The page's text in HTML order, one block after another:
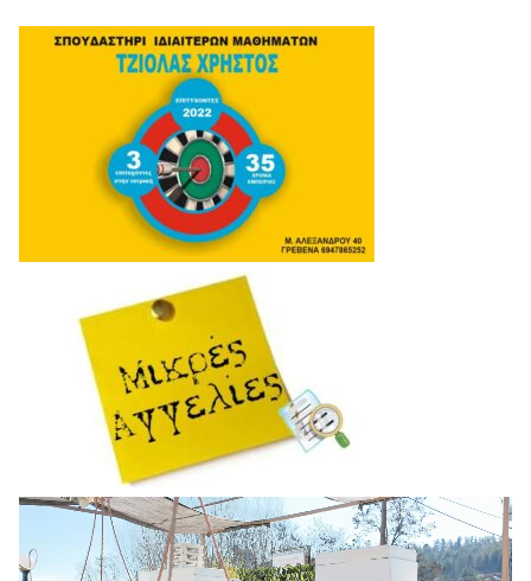
Πρόγραμμα
Αναπαραγωγής
Βίντεο